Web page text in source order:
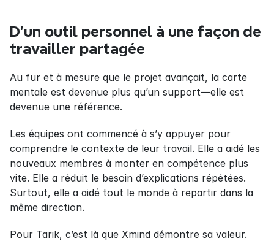
D’un outil personnel à une façon de
travailler partagée
Au fur et à mesure que le projet avançait, la carte
mentale est devenue plus qu’un support—elle est
devenue une référence.
Les équipes ont commencé à s’y appuyer pour
comprendre le contexte de leur travail. Elle a aidé les
nouveaux membres à monter en compétence plus
vite. Elle a réduit le besoin d’explications répétées.
Surtout, elle a aidé tout le monde à repartir dans la
même direction.
Pour Tarik, c’est là que Xmind démontre sa valeur.